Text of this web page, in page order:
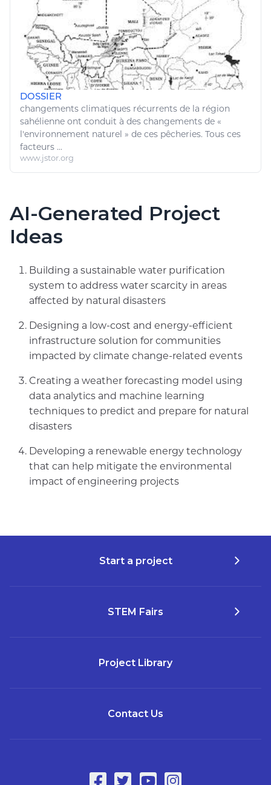
DOSSIER
changements climatiques récurrents de la région
sahélienne ont conduit à des changements de «
l'environnement naturel » de ces pêcheries. Tous ces
facteurs ...
www.jstor.org
AI-Generated Project
Ideas
Building a sustainable water purification
system to address water scarcity in areas
affected by natural disasters
Designing a low-cost and energy-efficient
infrastructure solution for communities
impacted by climate change-related events
Creating a weather forecasting model using
data analytics and machine learning
techniques to predict and prepare for natural
disasters
Developing a renewable energy technology
that can help mitigate the environmental
impact of engineering projects
Start a project
STEM Fairs
Project Library
Contact Us